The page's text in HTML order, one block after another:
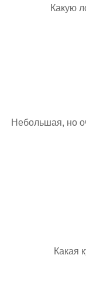
Какую
Небольшая, но
Какая